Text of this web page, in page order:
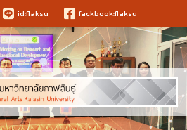
id:flaksu fackbook:flaksu